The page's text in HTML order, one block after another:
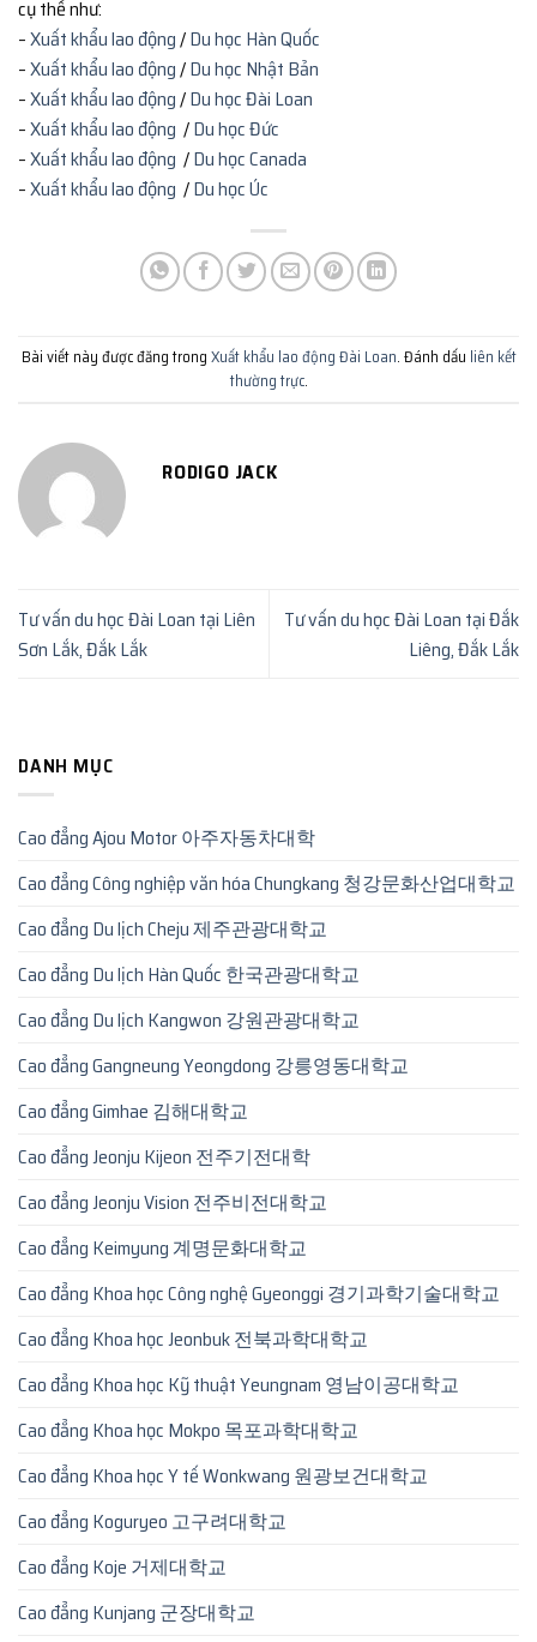
cụ thể như:
–Xuất khẩu lao động/Du học Hàn Quốc
–Xuất khẩu lao động/Du học Nhật Bản
–Xuất khẩu lao động/Du học Đài Loan
–Xuất khẩu lao động /Du học Đức
–Xuất khẩu lao động /Du học Canada
–Xuất khẩu lao động /Du học Úc
Bài viết này được đăng trongXuất khẩu lao động Đài Loan. Đánh dấu liên kết
thường trực.
RODIGO JACK
Tư vấn du học Đài Loan tại Liên
Sơn Lắk, Đắk Lắk
Tư vấn du học Đài Loan tại Đắk
Liêng, Đắk Lắk
DANH MỤC
Cao đẳng Ajou Motor 아주자동차대학
Cao đẳng Công nghiệp văn hóa Chungkang 청강문화산업대학교
Cao đẳng Du lịch Cheju 제주관광대학교
Cao đẳng Du lịch Hàn Quốc 한국관광대학교
Cao đẳng Du lịch Kangwon 강원관광대학교
Cao đẳng Gangneung Yeongdong 강릉영동대학교
Cao đẳng Gimhae 김해대학교
Cao đẳng Jeonju Kijeon 전주기전대학
Cao đẳng Jeonju Vision 전주비전대학교
Cao đẳng Keimyung 계명문화대학교
Cao đẳng Khoa học Công nghệ Gyeonggi 경기과학기술대학교
Cao đẳng Khoa học Jeonbuk 전북과학대학교
Cao đẳng Khoa học Kỹ thuật Yeungnam 영남이공대학교
Cao đẳng Khoa học Mokpo 목포과학대학교
Cao đẳng Khoa học Y tế Wonkwang 원광보건대학교
Cao đẳng Koguryeo 고구려대학교
Cao đẳng Koje 거제대학교
Cao đẳng Kunjang 군장대학교